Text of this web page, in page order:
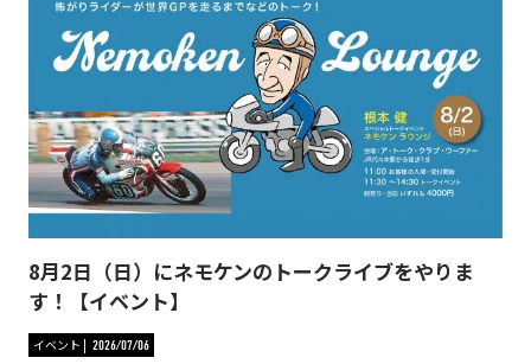
8月2日（日）にネモケンのトークライブをやりま
す！【イベント】
イベント 2026/07/06